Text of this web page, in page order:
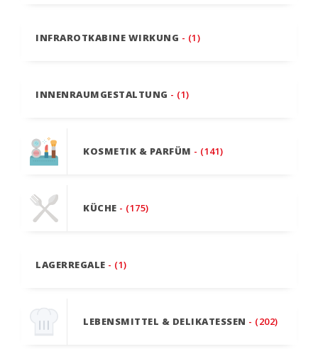
INFRAROTKABINE WIRKUNG - (1)
INNENRAUMGESTALTUNG - (1)
KOSMETIK & PARFÜM - (141)
KÜCHE - (175)
LAGERREGALE - (1)
LEBENSMITTEL & DELIKATESSEN - (202)